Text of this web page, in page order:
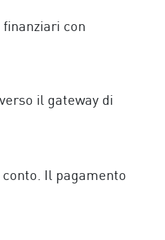
con
il gateway di
Il pagamento